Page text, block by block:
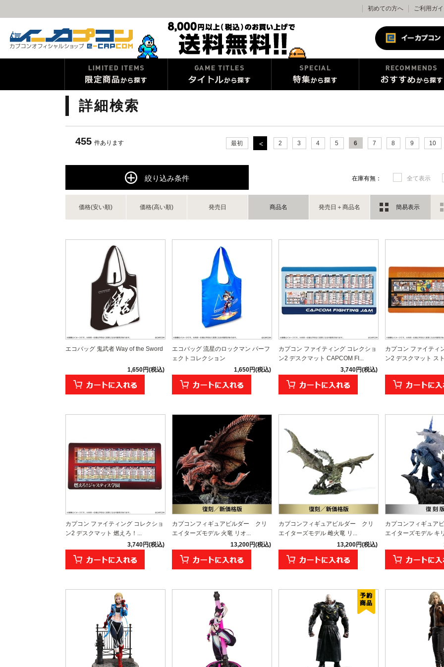
初めての方へ ご利用ガ
詳細検索
455 件あります 最初 2 3 4 5 6 7 8 9 10
絞り込み条件 在庫有無： 全て表示
価格(安い順) 価格(高い順) 発売日 商品名 発売日＋商品名 簡易表示
エコバッグ 鬼武者 Way of the Sword
1,650円(税込)
エコバッグ 流星のロックマン パーフ
ェクトコレクション
1,650円(税込)
カプコン ファイティング コレクショ
ン2 デスクマット CAPCOM FI...
3,740円(税込)
カプコン ファイティ
ン2 デスクマット ス
カプコン ファイティング コレクショ
ン2 デスクマット 燃えろ！...
3,740円(税込)
カプコンフィギュアビルダー クリ
エイターズモデル 火竜 リオ...
13,200円(税込)
カプコンフィギュアビルダー クリ
エイターズモデル 雌火竜 リ...
13,200円(税込)
カプコンフィギュア
エイターズモデル キ